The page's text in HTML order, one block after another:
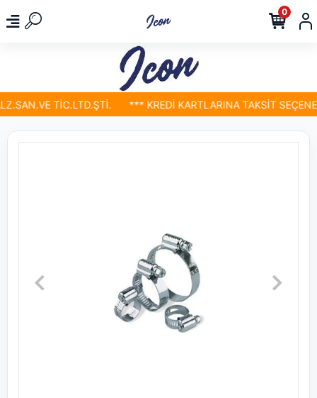
TİC.LTD.ŞTİ. *** KREDİ KARTLARINA TAKSİT
0